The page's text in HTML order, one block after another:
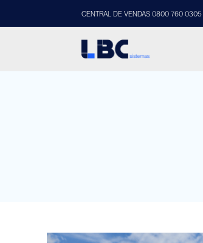
CENTRAL DE VENDAS 0800 760 0305